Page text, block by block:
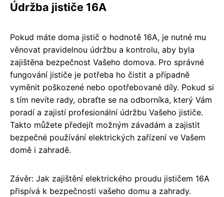
Údržba jističe 16A
Pokud máte doma jistič o hodnotě 16A, je nutné mu
věnovat pravidelnou údržbu a kontrolu, aby byla
zajištěna bezpečnost Vašeho domova. Pro správné
fungování jističe je potřeba ho čistit a případně
vyměnit poškozené nebo opotřebované díly. Pokud si
s tím nevíte rady, obraťte se na odborníka, který Vám
poradí a zajistí profesionální údržbu Vašeho jističe.
Takto můžete předejít možným závadám a zajistit
bezpečné používání elektrických zařízení ve Vašem
domě i zahradě.
Závěr: Jak zajištění elektrického proudu jističem 16A
přispívá k bezpečnosti vašeho domu a zahrady.